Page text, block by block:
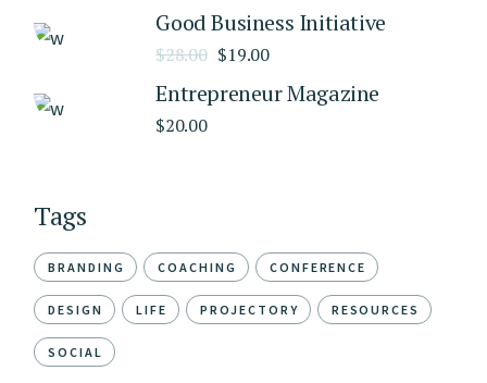
Good Business Initiative
$28.00 $19.00
Entrepreneur Magazine
$20.00
Tags
BRANDING COACHING CONFERENCE
DESIGN LIFE PROJECTORY RESOURCES
SOCIAL